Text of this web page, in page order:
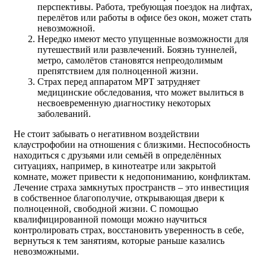
перспективы. Работа, требующая поездок на лифтах,
перелётов или работы в офисе без окон, может стать
невозможной.
Нередко имеют место упущенные возможности для
путешествий или развлечений. Боязнь туннелей,
метро, самолётов становятся непреодолимым
препятствием для полноценной жизни.
Страх перед аппаратом МРТ затрудняет
медицинские обследования, что может вылиться в
несвоевременную диагностику некоторых
заболеваний.
Не стоит забывать о негативном воздействии
клаустрофобии на отношения с близкими. Неспособность
находиться с друзьями или семьёй в определённых
ситуациях, например, в кинотеатре или закрытой
комнате, может привести к недопониманию, конфликтам.
Лечение страха замкнутых пространств – это инвестиция
в собственное благополучие, открывающая двери к
полноценной, свободной жизни. С помощью
квалифицированной помощи можно научиться
контролировать страх, восстановить уверенность в себе,
вернуться к тем занятиям, которые раньше казались
невозможными.